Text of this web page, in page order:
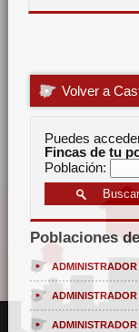
Volver a
Puedes
Fincas de tu
Población:
Poblaciones